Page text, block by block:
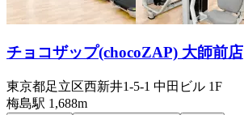
チョコザップ(chocoZAP) 大師前店
東京都足立区西新井1-5-1 中田ビル 1F
梅島駅 1,688m